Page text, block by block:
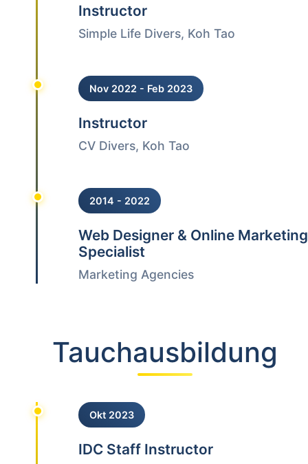
Instructor
Simple Life Divers, Koh Tao
Nov 2022 - Feb 2023
Instructor
CV Divers, Koh Tao
2014 - 2022
Web Designer & Online Marketing
Specialist
Marketing Agencies
Tauchausbildung
Okt 2023
IDC Staff Instructor